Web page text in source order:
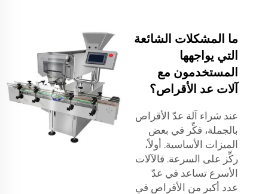
ما المشكلات الشائعة
التي يواجهها
المستخدمون مع
آلات عد الأقراص؟
عند شراء آلة عدّ الأقراص
بالجملة، فكِّر في بعض
الميزات الأساسية. أولاً،
ركِّز على السرعة. فالآلات
الأسرع تساعد في عدّ
عدد أكبر من الأقراص في